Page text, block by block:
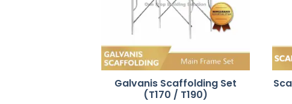
Galvanis Scaffolding Set
(T170 / T190)